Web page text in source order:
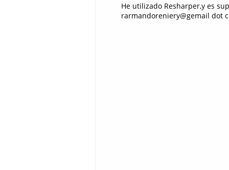
He utilizado Resharper,y es
rarmandoreniery@gemail dot